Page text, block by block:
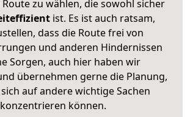
zu wählen, die sowohl sicher
ist. Es ist auch ratsam,
dass die Route frei von
und anderen Hindernissen
Sorgen, auch hier haben wir
übernehmen gerne die Planung,
auf andere wichtige Sachen
konzentrieren können.